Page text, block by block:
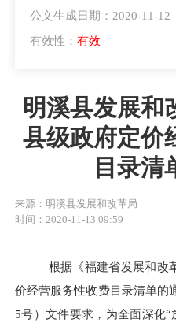
公文生成日期：2020-11-12
有效性： 有效
明溪县发展和
县级政府定价
目录清
来源：明溪县发展和改革局
时间：2020-11-13 09:59
根据《福建省发展和改
价经营服务性收费目录清单的
5号）文件要求，为全面深化“